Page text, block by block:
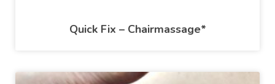
Quick Fix – Chairmassage*